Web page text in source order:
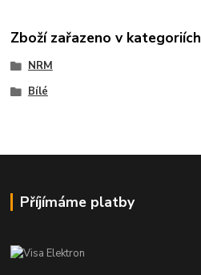
Zboží zařazeno v kategoriích
NRM
Bílé
Příjímáme platby